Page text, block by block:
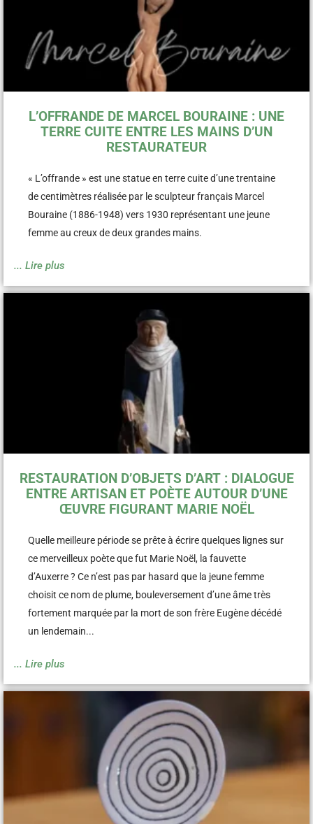
L’OFFRANDE DE MARCEL BOURAINE : UNE
TERRE CUITE ENTRE LES MAINS D’UN
RESTAURATEUR
« L’offrande » est une statue en terre cuite d’une trentaine
de centimètres réalisée par le sculpteur français Marcel
Bouraine (1886-1948) vers 1930 représentant une jeune
femme au creux de deux grandes mains.
... Lire plus
RESTAURATION D’OBJETS D’ART : DIALOGUE
ENTRE ARTISAN ET POÈTE AUTOUR D’UNE
ŒUVRE FIGURANT MARIE NOËL
Quelle meilleure période se prête à écrire quelques lignes sur
ce merveilleux poète que fut Marie Noël, la fauvette
d’Auxerre ? Ce n’est pas par hasard que la jeune femme
choisit ce nom de plume, bouleversement d’une âme très
fortement marquée par la mort de son frère Eugène décédé
un lendemain...
... Lire plus